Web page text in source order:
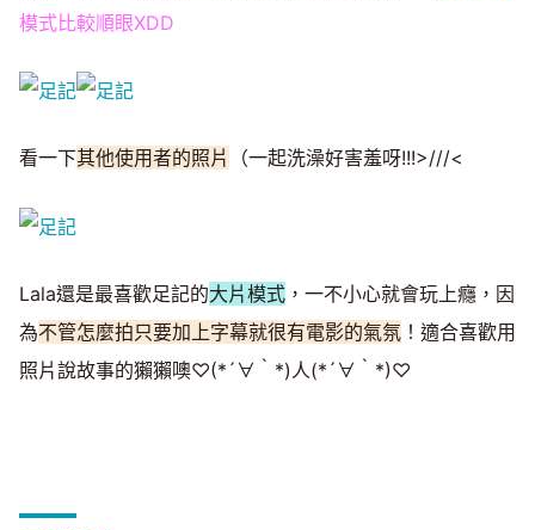
模式比較順眼XDD
看一下其他使用者的照片 （一起洗澡好害羞呀!!!>///<
Lala還是最喜歡足記的大片模式 ，一不小心就會玩上癮，因
為不管怎麼拍只要加上字幕就很有電影的氣氛 ！適合喜歡用
照片說故事的獺獺噢♡(*´∀｀*)人(*´∀｀*)♡